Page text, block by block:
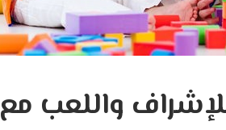
واللعب مع